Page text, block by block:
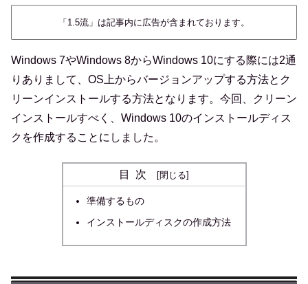
「1.5流」は記事内に広告が含まれております。
Windows 7やWindows 8からWindows 10にする際には2通
りありまして、OS上からバージョンアップする方法とク
リーンインストールする方法となります。今回、クリーン
インストールすべく、Windows 10のインストールディス
クを作成することにしました。
目次
準備するもの
インストールディスクの作成方法